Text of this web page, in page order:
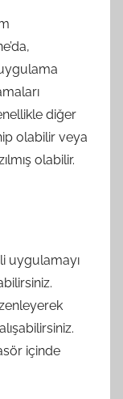
diğer
olabilir veya
olabilir.
uygulamayı
içinde